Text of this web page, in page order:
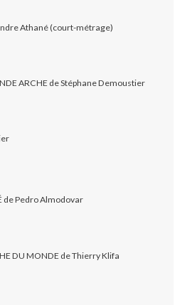
Athané (court-métrage)
ARCHE de Stéphane Demoustier
de Pedro Almodovar
DU MONDE de Thierry Klifa